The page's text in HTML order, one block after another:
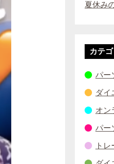
夏休み
カテ
パー
ダイ
オン
パー
ト